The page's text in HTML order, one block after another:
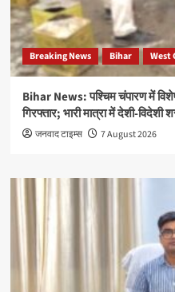
Breaking News Bihar West
Bihar News: पश्चिम चंपारण में विशेष
गिरफ्तार; भारी मात्रा में देशी-विदेशी
जनवाद टाइम्स 7 August 2026